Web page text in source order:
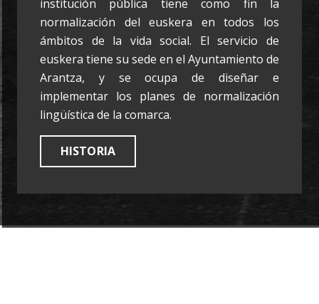
institución pública tiene como fin la
normalización del euskera en todos los
ámbitos de la vida social. El servicio de
euskera tiene su sede en el Ayuntamiento de
Arantza, y se ocupa de diseñar e
implementar los planes de normalización
lingüística de la comarca.
HISTORIA